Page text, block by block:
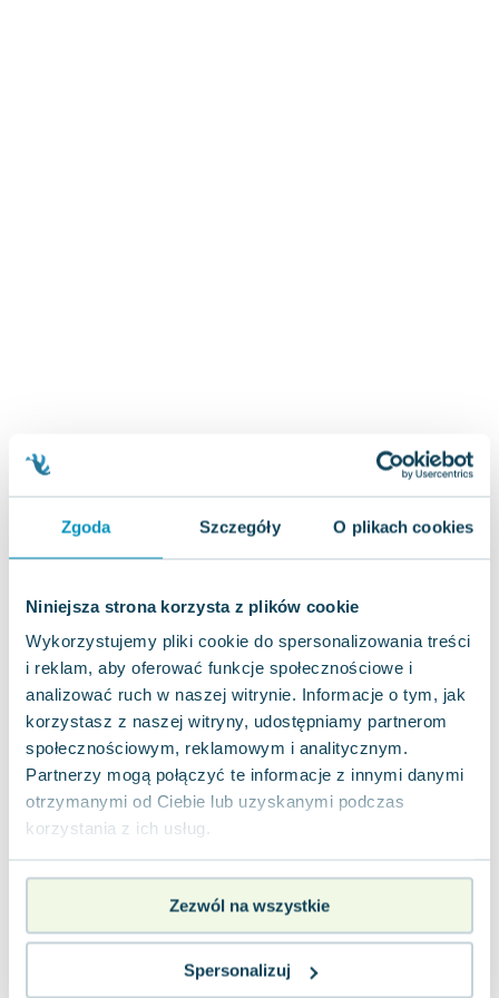
Zgoda Szczegóły O plikach cookies
Niniejsza strona korzysta z plików cookie
Wykorzystujemy pliki cookie do spersonalizowania treści
i reklam, aby oferować funkcje społecznościowe i
analizować ruch w naszej witrynie. Informacje o tym, jak
korzystasz z naszej witryny, udostępniamy partnerom
społecznościowym, reklamowym i analitycznym.
Partnerzy mogą połączyć te informacje z innymi danymi
otrzymanymi od Ciebie lub uzyskanymi podczas
korzystania z ich usług.
Zezwól na wszystkie
Spersonalizuj
Piotr Semka
Oscar Wilde
Małgorzata Ohme
Maddie Ziegler
Leszek Czarnecki
Joanna Racewicz
Maria Seweryn
Janina Zającówna
Eric Helms
Anna Prus (oprac.)
Nela Mała Reporterka
Terry Pratchett